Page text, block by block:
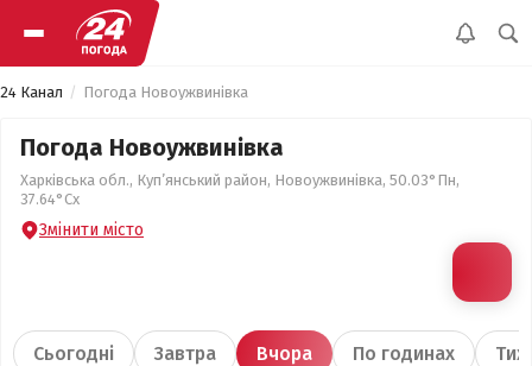
24 Канал Погода Новоужвинівка
Погода Новоужвинівка
Харківська обл., Куп’янський район, Новоужвинівка, 50.03°Пн,
37.64°Сх
Змінити місто
Сьогодні Завтра Вчора По годинах